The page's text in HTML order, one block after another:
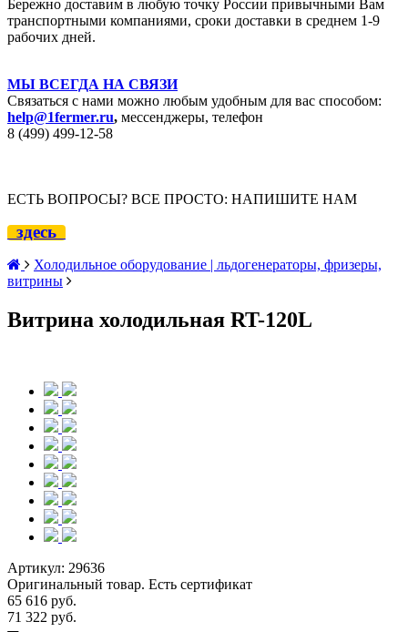
Бережно доставим в любую точку России привычными Вам
транспортными компаниями, сроки доставки в среднем 1-9
рабочих дней.
МЫ ВСЕГДА НА СВЯЗИ
Связаться с нами можно любым удобным для вас способом:
help@1fermer.ru, мессенджеры, телефон
8 (499) 499-12-58
ЕСТЬ ВОПРОСЫ? ВСЕ ПРОСТО: НАПИШИТЕ НАМ
здесь
Холодильное оборудование | льдогенераторы, фризеры,
витрины
Витрина холодильная RT-120L
Артикул: 29636
Оригинальный товар. Есть сертификат
65 616 руб.
71 322 руб.